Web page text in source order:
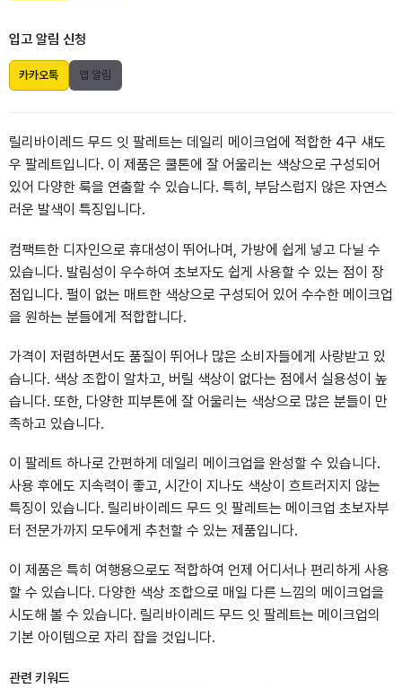
입고 알림 신청
카카오톡 앱 알림
릴리바이레드 무드 잇 팔레트는 데일리 메이크업에 적합한 4구 섀도
우 팔레트입니다. 이 제품은 쿨톤에 잘 어울리는 색상으로 구성되어
있어 다양한 룩을 연출할 수 있습니다. 특히, 부담스럽지 않은 자연스
러운 발색이 특징입니다.
컴팩트한 디자인으로 휴대성이 뛰어나며, 가방에 쉽게 넣고 다닐 수
있습니다. 발림성이 우수하여 초보자도 쉽게 사용할 수 있는 점이 장
점입니다. 펄이 없는 매트한 색상으로 구성되어 있어 수수한 메이크업
을 원하는 분들에게 적합합니다.
가격이 저렴하면서도 품질이 뛰어나 많은 소비자들에게 사랑받고 있
습니다. 색상 조합이 알차고, 버릴 색상이 없다는 점에서 실용성이 높
습니다. 또한, 다양한 피부톤에 잘 어울리는 색상으로 많은 분들이 만
족하고 있습니다.
이 팔레트 하나로 간편하게 데일리 메이크업을 완성할 수 있습니다.
사용 후에도 지속력이 좋고, 시간이 지나도 색상이 흐트러지지 않는
특징이 있습니다. 릴리바이레드 무드 잇 팔레트는 메이크업 초보자부
터 전문가까지 모두에게 추천할 수 있는 제품입니다.
이 제품은 특히 여행용으로도 적합하여 언제 어디서나 편리하게 사용
할 수 있습니다. 다양한 색상 조합으로 매일 다른 느낌의 메이크업을
시도해 볼 수 있습니다. 릴리바이레드 무드 잇 팔레트는 메이크업의
기본 아이템으로 자리 잡을 것입니다.
관련 키워드